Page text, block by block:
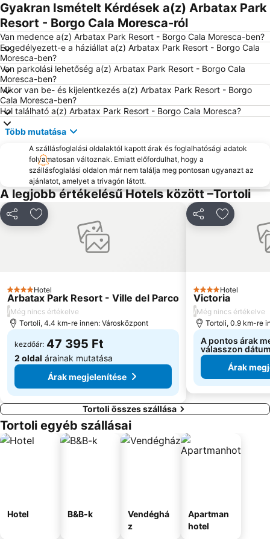
Gyakran Ismételt Kérdések a(z) Arbatax Park
Resort - Borgo Cala Moresca-ról
Van medence a(z) Arbatax Park Resort - Borgo Cala Moresca-ben?
Engedélyezett-e a háziállat a(z) Arbatax Park Resort - Borgo Cala
Moresca-ben?
Van parkolási lehetőség a(z) Arbatax Park Resort - Borgo Cala
Moresca-ben?
Mikor van be- és kijelentkezés a(z) Arbatax Park Resort - Borgo
Cala Moresca-ben?
Hol található a(z) Arbatax Park Resort - Borgo Cala Moresca?
Több mutatása
A szállásfoglalási oldalaktól kapott árak és foglalhatósági adatok
folyamatosan változnak. Emiatt előfordulhat, hogy a
szállásfoglalási oldalon már nem találja meg pontosan ugyanazt az
ajánlatot, amelyet a trivagón látott.
A legjobb értékelésű Hotels között –Tortoli
MegosztásHozzáadás a kedvencekhez
4 Kategória
Hotel
Arbatax Park Resort - Ville del Parco
/Még nincs értékelve
Tortoli, 4.4 km-re innen: Városközpont
kezdőár: 47 395 Ft
2 oldal árainak mutatása
Árak megjelenítése
Megosztás
4 Kategória
Hotel
Victoria
/Még nincs értékelve
Tortoli, 0.9 km-re
A pontos árak
válasszon
Árak
Tortoli összes szállása
Tortoli egyéb szállásai
Hotel B&B-k
Vendéghá
z
Apartman
hotel